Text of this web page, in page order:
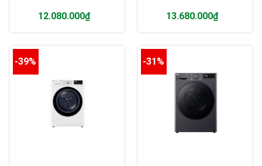
Giá
gốc
là:
12.080.000₫
Giá
hiện
Giá
gốc
là:
13.680.000₫
Giá
hiện
13.680.000₫.
-39% -31%